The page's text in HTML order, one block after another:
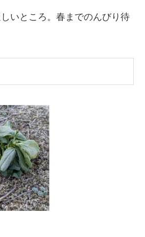
いところ。春までのんびり待